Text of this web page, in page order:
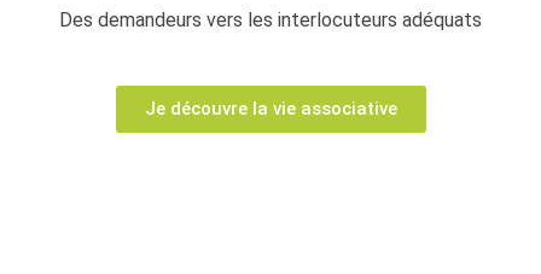
Des demandeurs vers les interlocuteurs adéquats
Je découvre la vie associative